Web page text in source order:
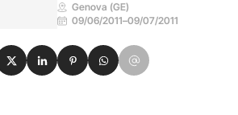
Genova (GE)
09/06/2011–09/07/2011
su Facebook
su X
Condividi su LinkedIn
Condividi su Pinterest
Condividi su WhatsApp
Condividi su Email